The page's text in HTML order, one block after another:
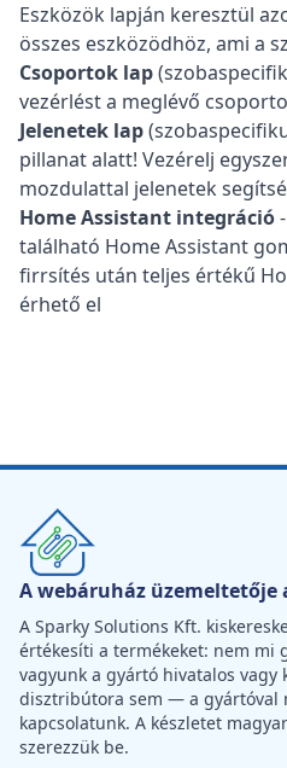
Eszközök lapján keresztül
összes eszközödhöz, ami a
Csoportok lap
vezérlést a meglévő
Jelenetek lap
pillanat alatt! Vezérelj
mozdulattal jelenetek
Home Assistant integráció
található Home Assistant
firrsítés után teljes értékű
érhető el
A webáruház üzemeltetője
A Sparky Solutions Kft.
értékesíti a termékeket: nem mi
vagyunk a gyártó hivatalos vagy
disztribútora sem — a gyártóval
kapcsolatunk. A készletet
szerezzük be.